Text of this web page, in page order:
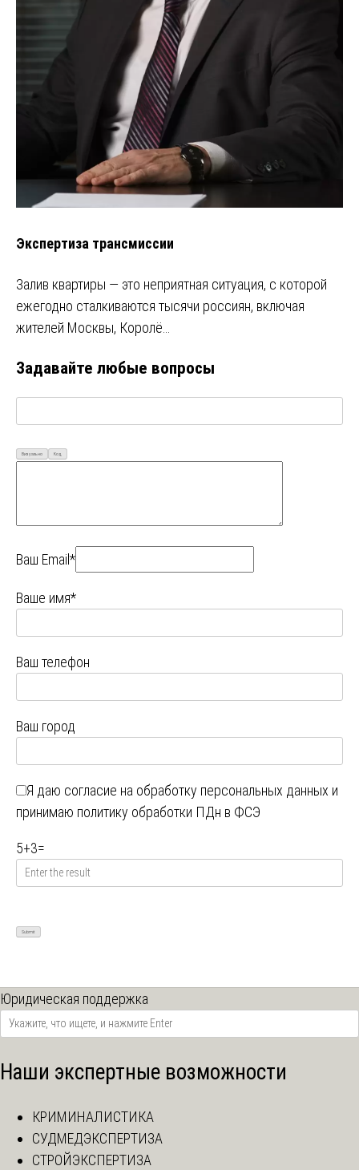
Экспертиза трансмиссии
Залив квартиры — это неприятная ситуация, с которой
ежегодно сталкиваются тысячи россиян, включая
жителей Москвы, Королё…
Задавайте любые вопросы
Визуально Код
Ваш Email*
Ваше имя*
Ваш телефон
Ваш город
Я даю согласие на обработку персональных данных и
принимаю политику обработки ПДн в ФСЭ
5+3=
Юридическая поддержка
Наши экспертные возможности
КРИМИНАЛИСТИКА
СУДМЕДЭКСПЕРТИЗА
СТРОЙЭКСПЕРТИЗА